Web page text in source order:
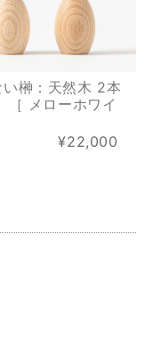
榊：天然木 2本
［ メローホワイ
¥22,000